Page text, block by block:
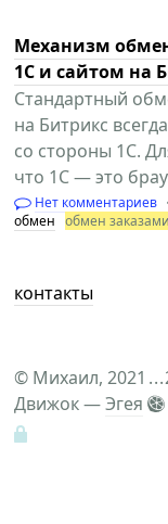
Механизм
1С и сайтом на
Стандартный
на Битрикс
со стороны 1С.
что 1С — это
Нет комментариев
обмен
обмен заказами
контакты
© Михаил, 2021 ...
Движок —Эгея